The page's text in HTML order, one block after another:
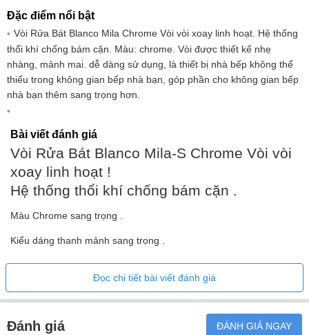
Đặc điểm nổi bật
Vòi Rửa Bát Blanco Mila Chrome Vòi vòi xoay linh hoạt. Hệ thống
thổi khí chống bám cặn. Màu: chrome. Vòi được thiết kế nhẹ
nhàng, mảnh mai. dễ dàng sử dụng, là thiết bị nhà bếp không thể
thiếu trong không gian bếp nhà bạn, góp phần cho không gian bếp
nhà bạn thêm sang trọng hơn.
Bài viết đánh giá
Vòi Rửa Bát Blanco Mila-S Chrome Vòi vòi
xoay linh hoạt !
Hệ thống thổi khí chống bám cặn .
Màu Chrome sang trọng .
Kiểu dáng thanh mảnh sang trọng .
Đọc chi tiết bài viết đánh giá
Đánh giá ĐÁNH GIÁ NGAY